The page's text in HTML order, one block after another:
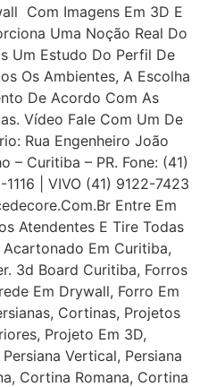
Com Imagens Em 3D E
Uma Noção Real Do
Um Estudo Do Perfil De
Os Ambientes, A Escolha
De Acordo Com As
Vídeo Fale Com Um De
Rua Engenheiro João
– Curitiba – PR. Fone: (41)
| VIVO (41) 9122-7423
Entre Em
Atendentes E Tire Todas
Em Curitiba,
3d Board Curitiba, Forros
Em Drywall, Forro Em
Cortinas, Projetos
Projeto Em 3D,
Vertical, Persiana
Cortina Romana, Cortina